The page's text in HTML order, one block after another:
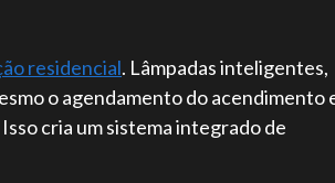
residencial. Lâmpadas inteligentes,
o agendamento do acendimento
cria um sistema integrado de